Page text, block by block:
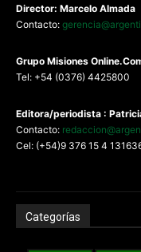
Director: Marcelo Almada
Contacto:
Grupo Misiones
Tel: +54 (0376) 4425800
Editora/periodista :
Contacto:
Cel: (+54)9 376 15 4
Categorías